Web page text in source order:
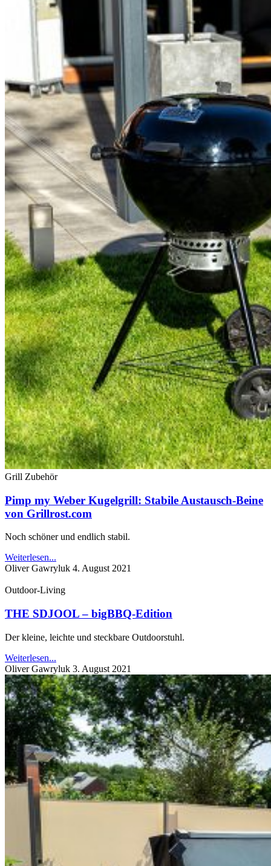
Grill Zubehör
Pimp my Weber Kugelgrill: Stabile Austausch-Beine
von Grillrost.com
Noch schöner und endlich stabil.
Weiterlesen...
Oliver Gawryluk 4. August 2021
Outdoor-Living
THE SDJOOL – bigBBQ-Edition
Der kleine, leichte und steckbare Outdoorstuhl.
Weiterlesen...
Oliver Gawryluk 3. August 2021